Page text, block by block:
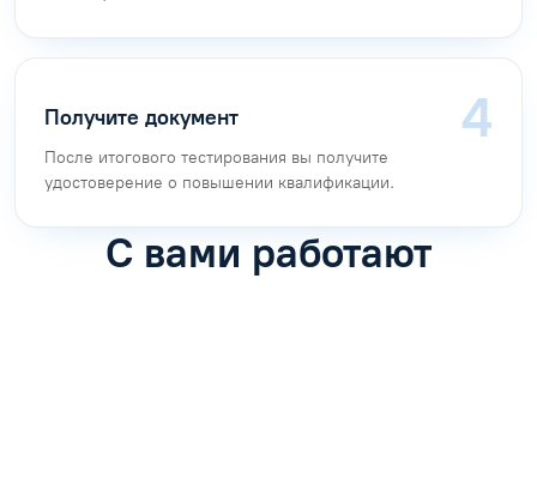
Получите документ
После итогового тестирования вы получите
удостоверение о повышении квалификации.
С вами работают